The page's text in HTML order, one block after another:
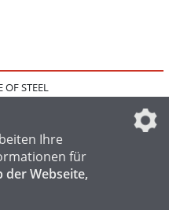
STEEL
IMPRESSUM
Ihre
für
der Webseite,